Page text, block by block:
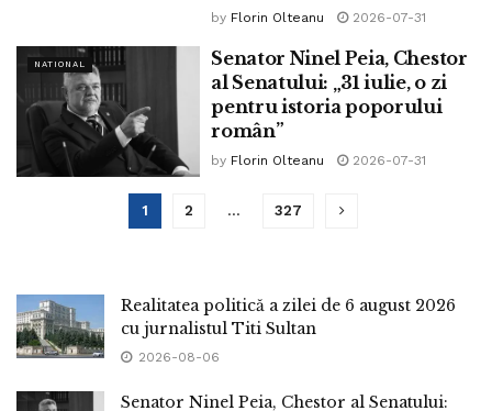
by Florin Olteanu 2026-07-31
NATIONAL
Senator Ninel Peia, Chestor
al Senatului: „31 iulie, o zi
pentru istoria poporului
român”
by Florin Olteanu 2026-07-31
1 2 … 327
Realitatea politică a zilei de 6 august 2026
cu jurnalistul Titi Sultan
2026-08-06
Senator Ninel Peia, Chestor al Senatului: